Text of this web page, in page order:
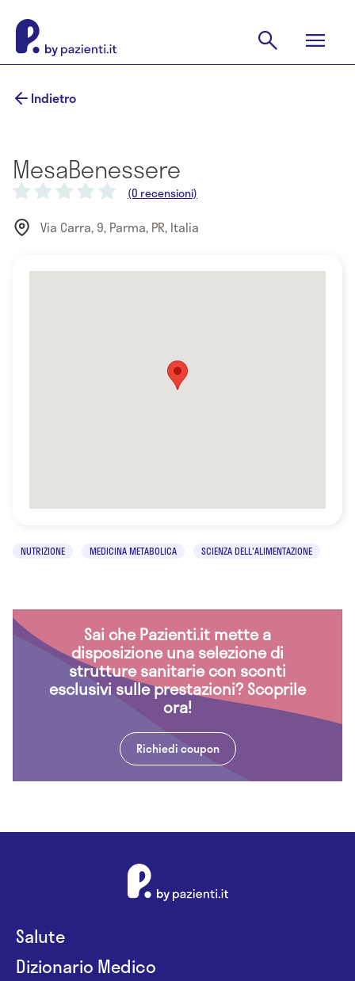
Indietro
MesaBenessere
(0 recensioni)
Via Carra, 9, Parma, PR, Italia
NUTRIZIONE MEDICINA METABOLICA SCIENZA DELL'ALIMENTAZIONE
Sai che Pazienti.it mette a
disposizione una selezione di
strutture sanitarie con sconti
esclusivi sulle prestazioni? Scoprile
ora!
Richiedi coupon
Salute
Dizionario Medico